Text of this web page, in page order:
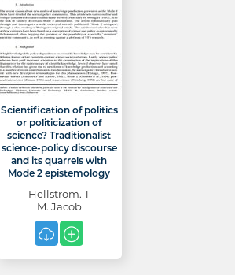
Scientification of politics
or politicization of
science? Traditionalist
science-policy discourse
and its quarrels with
Mode 2 epistemology
Hellstrom. T
M. Jacob